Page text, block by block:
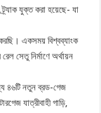
ট্র্যাক যুক্ত করা হয়েছে- যা
একসময় বিশ্বব্যাংক
সেতু নির্মাণে অর্থায়ন
৪৬টি নতুন ব্রড-গেজ
যাত্রীবাহী গাড়ি,